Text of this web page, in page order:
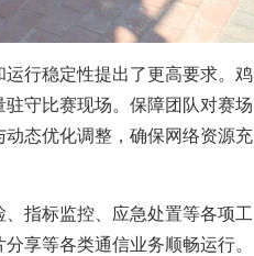
行稳定性提出了更高要求。鸡
守比赛现场。保障团队对赛场
态优化调整，确保网络资源充
指标监控、应急处置等各项工
享等各类通信业务顺畅运行。